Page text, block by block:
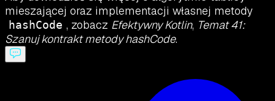
mieszającej oraz implementacji własnej metody
hashCode , zobacz Efektywny Kotlin, Temat 41:
Szanuj kontrakt metody hashCode.